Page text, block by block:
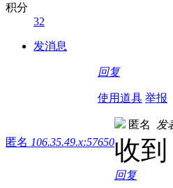
积分
32
发消息
回复
使用道具 举报
匿名 106.35.49.x:57650
匿名 发
收
回复